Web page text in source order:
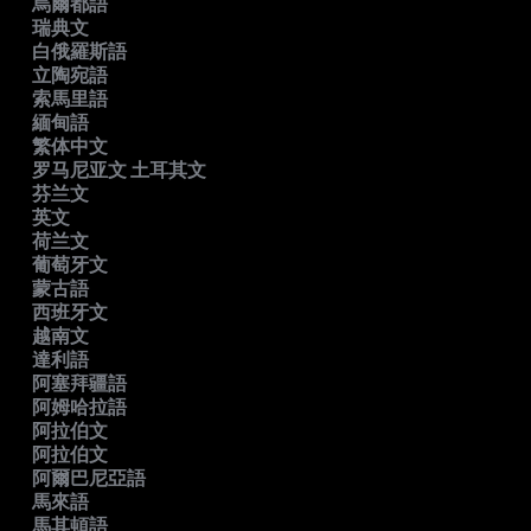
瑞典文
白俄羅斯語
立陶宛語
索馬里語
緬甸語
繁体中文
罗马尼亚文 土耳其文
芬兰文
英文
荷兰文
葡萄牙文
蒙古語
西班牙文
越南文
達利語
阿塞拜疆語
阿姆哈拉語
阿拉伯文
阿拉伯文
阿爾巴尼亞語
馬來語
馬其頓語